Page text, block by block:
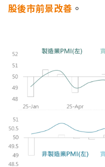
股後市前景改善 。